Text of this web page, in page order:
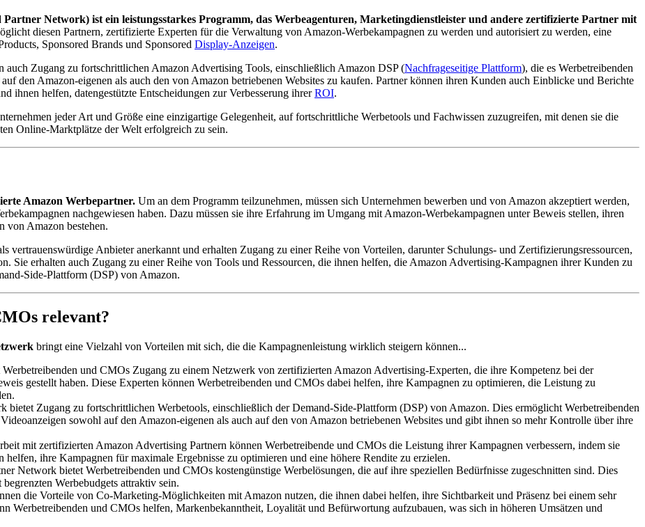
Network) ist ein leistungsstarkes Programm, das Werbeagenturen, Marketingdienstleister und andere zertifizierte Partner mit
diesen Partnern, zertifizierte Experten für die Verwaltung von Amazon-Werbekampagnen zu werden und autorisiert zu werden, eine
Sponsored Brands und Sponsored Display-Anzeigen.
Zugang zu fortschrittlichen Amazon Advertising Tools, einschließlich Amazon DSP (Nachfrageseitige Plattform), die es Werbetreibenden
den Amazon-eigenen als auch den von Amazon betriebenen Websites zu kaufen. Partner können ihren Kunden auch Einblicke und Berichte
ihnen helfen, datengestützte Entscheidungen zur Verbesserung ihrerROI.
jeder Art und Größe eine einzigartige Gelegenheit, auf fortschrittliche Werbetools und Fachwissen zuzugreifen, mit denen sie die
Online-Marktplätze der Welt erfolgreich zu sein.
Amazon Werbepartner. Um an dem Programm teilzunehmen, müssen sich Unternehmen bewerben und von Amazon akzeptiert werden,
nachgewiesen haben. Dazu müssen sie ihre Erfahrung im Umgang mit Amazon-Werbekampagnen unter Beweis stellen, ihren
von Amazon bestehen.
vertrauenswürdige Anbieter anerkannt und erhalten Zugang zu einer Reihe von Vorteilen, darunter Schulungs- und Zertifizierungsressourcen,
Sie erhalten auch Zugang zu einer Reihe von Tools und Ressourcen, die ihnen helfen, die Amazon Advertising-Kampagnen ihrer Kunden zu
Side-Plattform (DSP) von Amazon.
relevant?
bringt eine Vielzahl von Vorteilen mit sich, die die Kampagnenleistung wirklich steigern können...
Werbetreibenden und CMOs Zugang zu einem Netzwerk von zertifizierten Amazon Advertising-Experten, die ihre Kompetenz bei der
gestellt haben. Diese Experten können Werbetreibenden und CMOs dabei helfen, ihre Kampagnen zu optimieren, die Leistung zu
bietet Zugang zu fortschrittlichen Werbetools, einschließlich der Demand-Side-Plattform (DSP) von Amazon. Dies ermöglicht Werbetreibenden
sowohl auf den Amazon-eigenen als auch auf den von Amazon betriebenen Websites und gibt ihnen so mehr Kontrolle über ihre
mit zertifizierten Amazon Advertising Partnern können Werbetreibende und CMOs die Leistung ihrer Kampagnen verbessern, indem sie
ihre Kampagnen für maximale Ergebnisse zu optimieren und eine höhere Rendite zu erzielen.
Network bietet Werbetreibenden und CMOs kostengünstige Werbelösungen, die auf ihre speziellen Bedürfnisse zugeschnitten sind. Dies
Werbebudgets attraktiv sein.
die Vorteile von Co-Marketing-Möglichkeiten mit Amazon nutzen, die ihnen dabei helfen, ihre Sichtbarkeit und Präsenz bei einem sehr
Werbetreibenden und CMOs helfen, Markenbekanntheit, Loyalität und Befürwortung aufzubauen, was sich in höheren Umsätzen und